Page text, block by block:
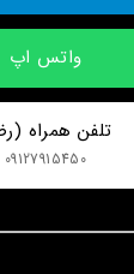
واتس اپ
تلفن همراه
09127915450